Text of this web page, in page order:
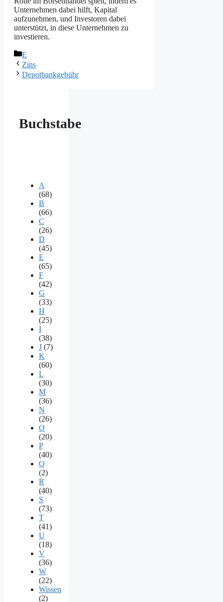
Unternehmen dabei hilft, Kapital
aufzunehmen, und Investoren dabei
unterstützt, in diese Unternehmen zu
investieren.
Kategorien
E
Zins
Depotbankgebühr
Buchstabe
A
(68)
B
(66)
C
(26)
D
(45)
E
(65)
F
(42)
G
(33)
H
(25)
I
(38)
J (7)
K
(60)
L
(30)
M
(36)
N
(26)
O
(20)
P
(40)
Q
(2)
R
(40)
S
(73)
T
(41)
U
(18)
V
(36)
W
(22)
Wissen
(2)